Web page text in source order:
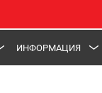
ИНФОРМАЦИЯ